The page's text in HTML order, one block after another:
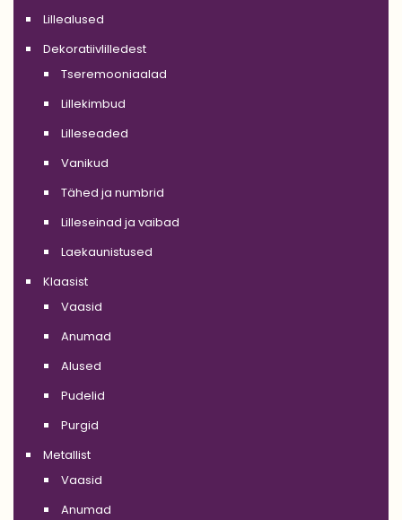
Lillealused
Dekoratiivlilledest
Tseremooniaalad
Lillekimbud
Lilleseaded
Vanikud
Tähed ja numbrid
Lilleseinad ja vaibad
Laekaunistused
Klaasist
Vaasid
Anumad
Alused
Pudelid
Purgid
Metallist
Vaasid
Anumad